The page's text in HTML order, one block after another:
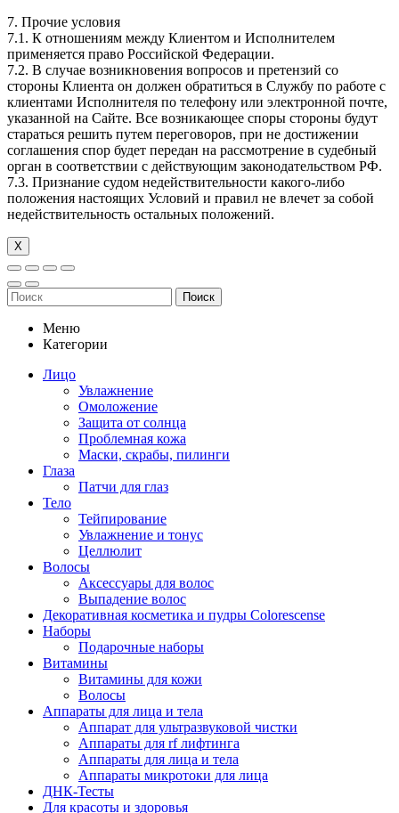
7. Прочие условия
7.1. К отношениям между Клиентом и Исполнителем
применяется право Российской Федерации.
7.2. В случае возникновения вопросов и претензий со
стороны Клиента он должен обратиться в Службу по работе с
клиентами Исполнителя по телефону или электронной почте,
указанной на Сайте. Все возникающее споры стороны будут
стараться решить путем переговоров, при не достижении
соглашения спор будет передан на рассмотрение в судебный
орган в соответствии с действующим законодательством РФ.
7.3. Признание судом недействительности какого-либо
положения настоящих Условий и правил не влечет за собой
недействительность остальных положений.
Х
Поиск
Меню
Категории
Лицо
Увлажнение
Омоложение
Защита от солнца
Проблемная кожа
Маски, скрабы, пилинги
Глаза
Патчи для глаз
Тело
Тейпирование
Увлажнение и тонус
Целлюлит
Волосы
Аксессуары для волос
Выпадение волос
Декоративная косметика и пудры Colorescense
Наборы
Подарочные наборы
Витамины
Витамины для кожи
Волосы
Аппараты для лица и тела
Аппарат для ультразвуковой чистки
Аппараты для rf лифтинга
Аппараты для лица и тела
Аппараты микротоки для лица
ДНК-Тесты
Для красоты и здоровья